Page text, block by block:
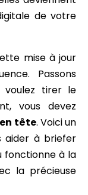
de votre
mise à jour
Passons
voulez tirer le
vous devez
tête. Voici un
aider à briefer
fonctionne à la
la précieuse